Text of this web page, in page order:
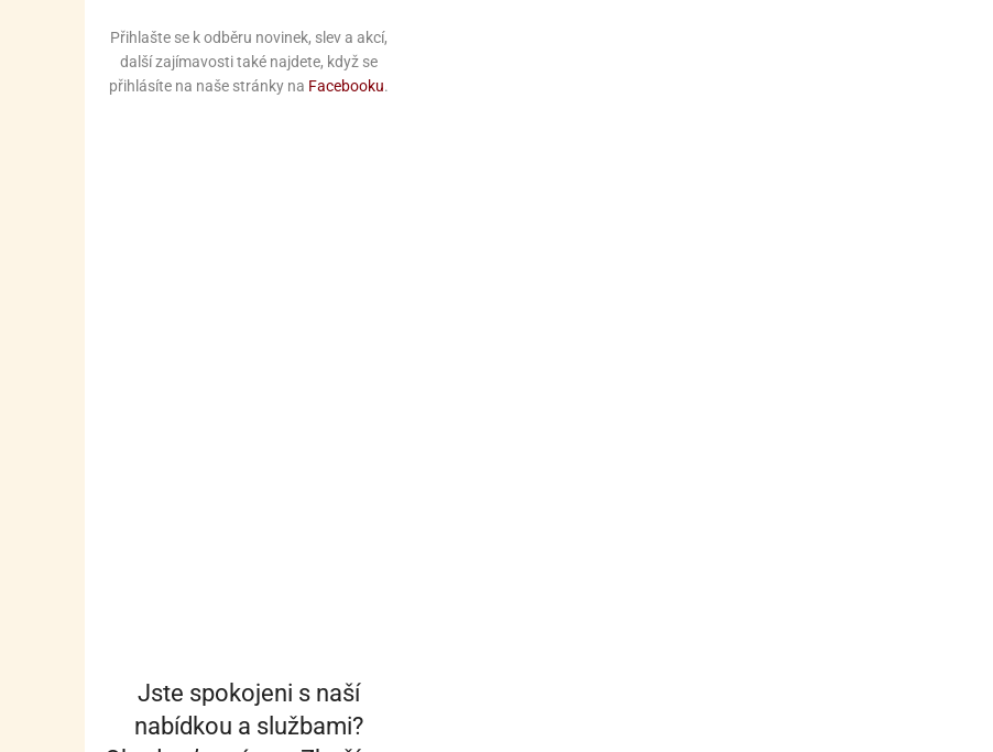
Přihlašte se k odběru novinek, slev a akcí,
další zajímavosti také najdete, když se
přihlásíte na naše stránky na Facebooku.
Jste spokojeni s naší
nabídkou a službami?